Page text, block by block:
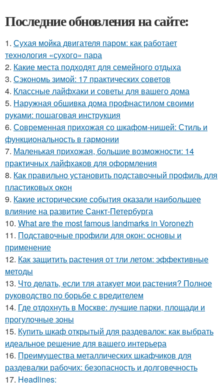
Последние обновления на сайте:
1. Сухая мойка двигателя паром: как работает
технология «сухого» пара
2. Какие места подходят для семейного отдыха
3. Сэкономь зимой: 17 практических советов
4. Классные лайфхаки и советы для вашего дома
5. Наружная обшивка дома профнастилом своими
руками: пошаговая инструкция
6. Современная прихожая со шкафом-нишей: Стиль и
функциональность в гармонии
7. Маленькая прихожая, большие возможности: 14
практичных лайфхаков для оформления
8. Как правильно установить подставочный профиль для
пластиковых окон
9. Какие исторические события оказали наибольшее
влияние на развитие Санкт-Петербурга
10. What are the most famous landmarks in Voronezh
11. Подставочные профили для окон: основы и
применение
12. Как защитить растения от тли летом: эффективные
методы
13. Что делать, если тля атакует мои растения? Полное
руководство по борьбе с вредителем
14. Где отдохнуть в Москве: лучшие парки, площади и
прогулочные зоны
15. Купить шкаф открытый для раздевалок: как выбрать
идеальное решение для вашего интерьера
16. Преимущества металлических шкафчиков для
раздевалки рабочих: безопасность и долговечность
17. Headlines: